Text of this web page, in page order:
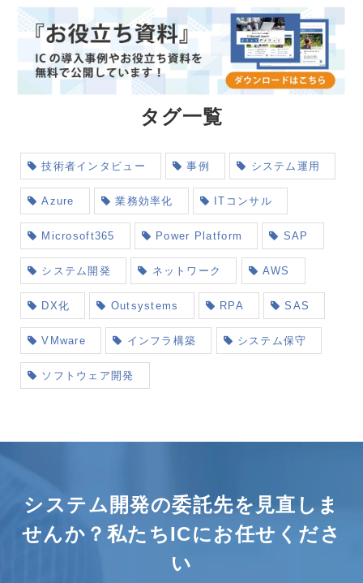
タグ一覧
技術者インタビュー 事例 システム運用
Azure 業務効率化 ITコンサル
Microsoft365 Power Platform SAP
システム開発 ネットワーク AWS
DX化 Outsystems RPA SAS
VMware インフラ構築 システム保守
ソフトウェア開発
システム開発の委託先を見直しま
せんか？ 私たちICにお任せくださ
い